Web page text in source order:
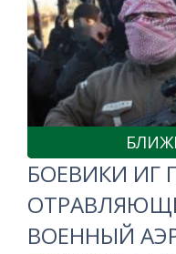
БОЕВИКИ
ВОЕННЫЙ